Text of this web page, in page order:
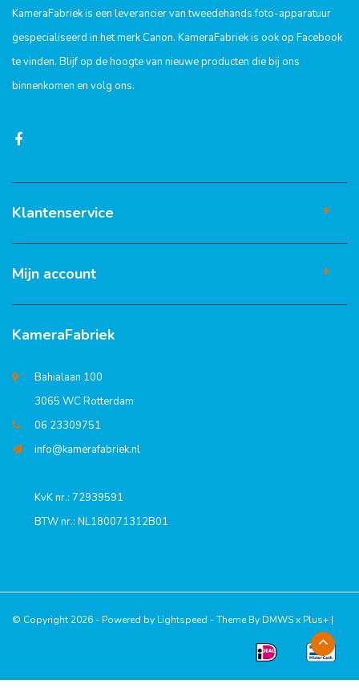
KameraFabriek is een leverancier van tweedehands foto-apparatuur
gespecialiseerd in het merk Canon. KameraFabriek is ook op Facebook
te vinden. Blijf op de hoogte van nieuwe producten die bij ons
binnenkomen en volg ons.
Klantenservice
Mijn account
KameraFabriek
Bahialaan 100
3065 WC Rotterdam
06 23309751
info@kamerafabriek.nl
KvK nr.: 72939591
BTW nr.: NL180071312B01
© Copyright 2026 - Powered by Lightspeed - Theme By DMWSx Plus+ |